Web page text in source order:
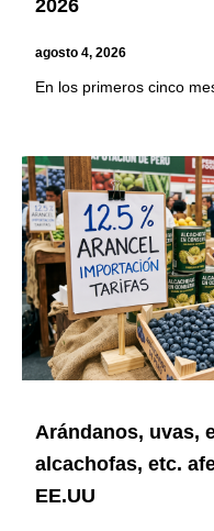
2026
agosto 4, 2026
En los primeros cinco
Arándanos, uvas,
alcachofas, etc.
EE.UU